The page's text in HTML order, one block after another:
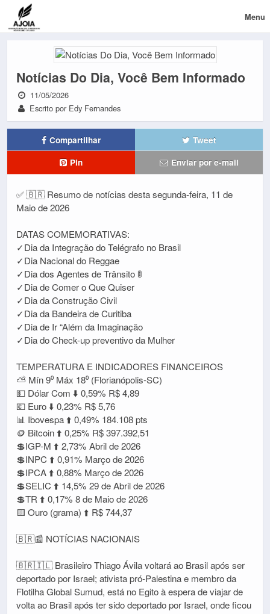
Menu
Notícias Do Dia, Você Bem Informado
11/05/2026
Escrito por Edy Fernandes
Compartilhar
Tweet
Pin
Enviar por e-mail
✅ 🇧🇷 Resumo de notícias desta segunda-feira, 11 de
Maio de 2026
DATAS COMEMORATIVAS:
✓Dia da Integração do Telégrafo no Brasil
✓Dia Nacional do Reggae
✓Dia dos Agentes de Trânsito 🚦
✓Dia de Comer o Que Quiser
✓Dia da Construção Civil
✓Dia da Bandeira de Curitiba
✓Dia de Ir “Além da Imaginação
✓Dia do Check-up preventivo da Mulher
TEMPERATURA E INDICADORES FINANCEIROS
⛅ Mín 9⁰ Máx 18⁰ (Florianópolis-SC)
💵 Dólar Com ⬇️ 0,59% R$ 4,89
💶 Euro ⬇️ 0,23% R$ 5,76
📊 Ibovespa ⬆️ 0,49% 184.108 pts
🪙 Bitcoin ⬆️ 0,25% R$ 397.392,51
💲IGP-M ⬆️ 2,73% Abril de 2026
💲INPC ⬆️ 0,91% Março de 2026
💲IPCA ⬆️ 0,88% Março de 2026
💲SELIC ⬆️ 14,5% 29 de Abril de 2026
💲TR ⬆️ 0,17% 8 de Maio de 2026
🟨 Ouro (grama) ⬆️ R$ 744,37
🇧🇷📰 NOTÍCIAS NACIONAIS
🇧🇷🇮🇱 Brasileiro Thiago Ávila voltará ao Brasil após ser
deportado por Israel; ativista pró-Palestina e membro da
Flotilha Global Sumud, está no Egito à espera de viajar de
volta ao Brasil após ter sido deportado por Israel, onde ficou